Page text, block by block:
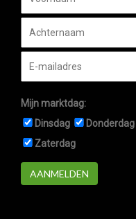
Mijn marktdag:
Dinsdag
Donderdag
Zaterdag
AANMELDEN